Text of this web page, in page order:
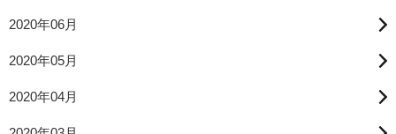
2020年06月
2020年05月
2020年04月